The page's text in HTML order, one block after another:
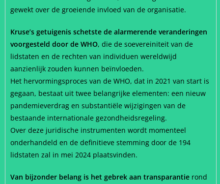
gewekt over de groeiende invloed van de organisatie.
Kruse’s getuigenis schetste de alarmerende veranderingen
voorgesteld door de WHO, die de soevereiniteit van de
lidstaten en de rechten van individuen wereldwijd
aanzienlijk zouden kunnen beïnvloeden.
Het hervormingsproces van de WHO, dat in 2021 van start is
gegaan, bestaat uit twee belangrijke elementen: een nieuw
pandemieverdrag en substantiële wijzigingen van de
bestaande internationale gezondheidsregeling.
Over deze juridische instrumenten wordt momenteel
onderhandeld en de definitieve stemming door de 194
lidstaten zal in mei 2024 plaatsvinden.
Van bijzonder belang is het gebrek aan transparantie rond